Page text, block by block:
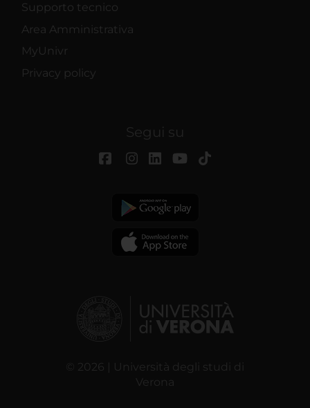
Supporto tecnico
Area Amministrativa
MyUnivr
Privacy policy
Segui su
© 2026 | Università degli studi di
Verona